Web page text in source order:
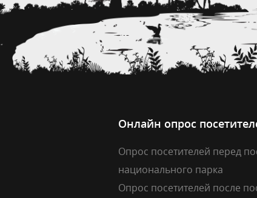
Онлайн опрос
Опрос посетителей перед
национального парка
Опрос посетителей после